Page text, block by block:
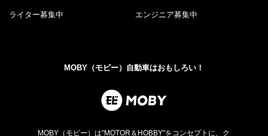
ライター募集中 エンジニア募集中
MOBY（モビー）自動車はおもしろい！
MOBY（モビー）は"MOTOR＆HOBBY"をコンセプトに、ク